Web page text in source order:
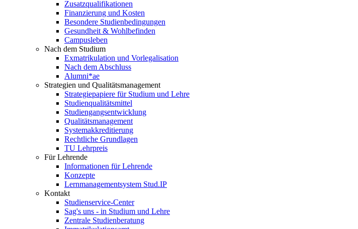
Zusatzqualifikationen
Finanzierung und Kosten
Besondere Studienbedingungen
Gesundheit & Wohlbefinden
Campusleben
Nach dem Studium
Exmatrikulation und Vorlegalisation
Nach dem Abschluss
Alumni*ae
Strategien und Qualitätsmanagement
Strategiepapiere für Studium und Lehre
Studienqualitätsmittel
Studiengangsentwicklung
Qualitätsmanagement
Systemakkreditierung
Rechtliche Grundlagen
TU Lehrpreis
Für Lehrende
Informationen für Lehrende
Konzepte
Lernmanagementsystem Stud.IP
Kontakt
Studienservice-Center
Sag's uns - in Studium und Lehre
Zentrale Studienberatung